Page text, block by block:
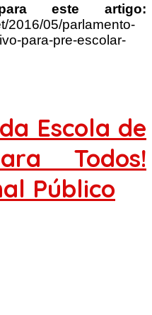
este artigo:
2016/05/parlamento-
para-pre-escolar-
Escola de
Todos!
Público